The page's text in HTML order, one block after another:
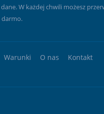
W każdej chwili możesz
darmo.
Warunki O nas Kontakt